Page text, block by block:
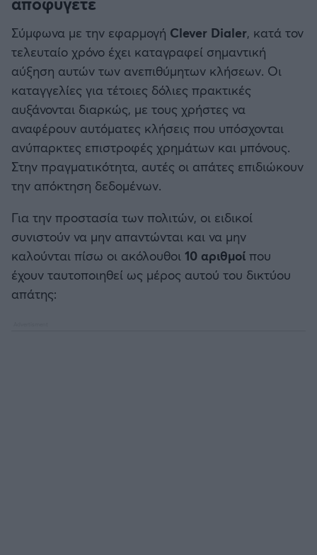
Σύμφωνα με την εφαρμογή Clever Dialer, κατά τον
τελευταίο χρόνο έχει καταγραφεί σημαντική
αύξηση αυτών των ανεπιθύμητων κλήσεων. Οι
καταγγελίες για τέτοιες δόλιες πρακτικές
αυξάνονται διαρκώς, με τους χρήστες να
αναφέρουν αυτόματες κλήσεις που υπόσχονται
ανύπαρκτες επιστροφές χρημάτων και μπόνους.
Στην πραγματικότητα, αυτές οι απάτες επιδιώκουν
την απόκτηση δεδομένων.
Για την προστασία των πολιτών, οι ειδικοί
συνιστούν να μην απαντώνται και να μην
καλούνται πίσω οι ακόλουθοι 10 αριθμοί που
έχουν ταυτοποιηθεί ως μέρος αυτού του δικτύου
απάτης: